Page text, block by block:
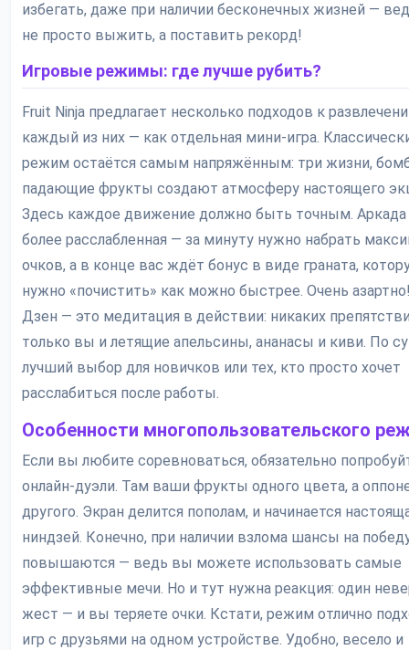
избегать, даже при наличии бесконечных жизней —
не просто выжить, а поставить рекорд!
Игровые режимы: где лучше рубить?
Fruit Ninja предлагает несколько подходов к
каждый из них — как отдельная мини-игра.
режим остаётся самым напряжённым: три жизни,
падающие фрукты создают атмосферу настоящего
Здесь каждое движение должно быть точным.
более расслабленная — за минуту нужно набрать
очков, а в конце вас ждёт бонус в виде граната,
нужно «почистить» как можно быстрее. Очень
Дзен — это медитация в действии: никаких
только вы и летящие апельсины, ананасы и киви. По
лучший выбор для новичков или тех, кто просто хочет
расслабиться после работы.
Особенности многопользовательского
Если вы любите соревноваться, обязательно
онлайн-дуэли. Там ваши фрукты одного цвета, а
другого. Экран делится пополам, и начинается
ниндзей. Конечно, при наличии взлома шансы на
повышаются — ведь вы можете использовать самые
эффективные мечи. Но и тут нужна реакция: один
жест — и вы теряете очки. Кстати, режим отлично
игр с друзьями на одном устройстве. Удобно, весело и